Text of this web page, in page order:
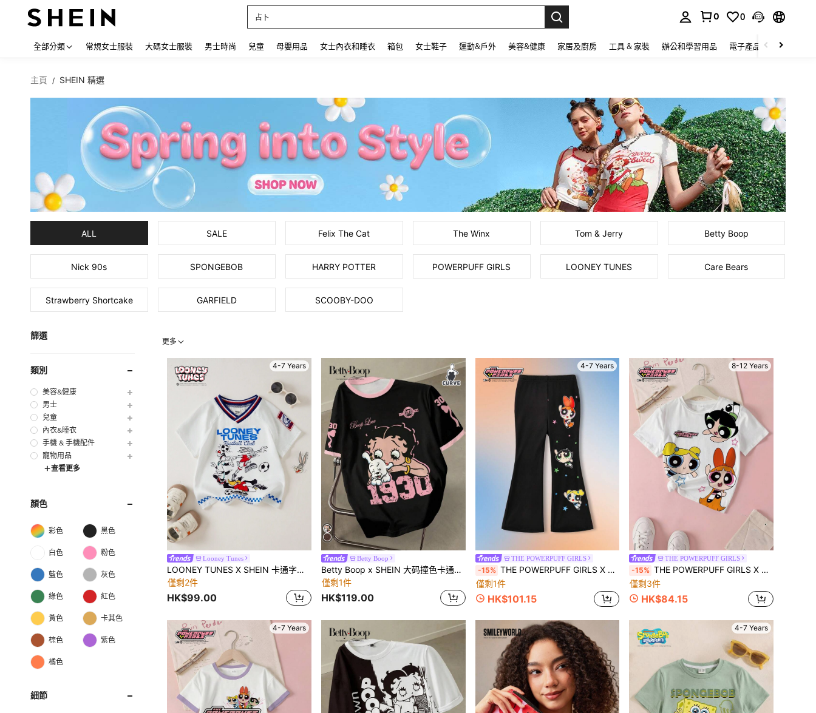
T恤
0 0
全部分類 常規女士服裝 大碼女士服裝 男士時尚 兒童 母嬰用品 女士內衣和睡衣 箱包 女士鞋子 運動&戶外 美容&健康 家居及廚房 工具 & 家裝 辦公和學習用品 電子產品 玩具
主頁 / SHEIN 精選
ALL SALE Felix The Cat The Winx Tom & Jerry Betty Boop
Nick 90s SPONGEBOB HARRY POTTER POWERPUFF GIRLS LOONEY TUNES Care Bears
Strawberry Shortcake GARFIELD SCOOBY-DOO
篩選
類別
美容&健康
男士
兒童
內衣&睡衣
手機 & 手機配件
寵物用品
查看更多
顏色
彩色 黑色
白色 粉色
藍色 灰色
綠色 紅色
黃色 卡其色
棕色 紫色
橘色
細節
更多
4-7 Years
Looney Tunes
LOONEY TUNES X SHEIN 卡通字母印花短袖T恤，男童款
僅剩2件
HK$99.00
Betty Boop
Betty Boop x SHEIN 大码撞色卡通人物图案圆领短袖T恤
僅剩1件
HK$119.00
4-7 Years
THE POWERPUFF GIRLS
-15% THE POWERPUFF GIRLS X SHEIN 年轻女孩卡通印花弹性腰部黑色喇叭紧身裤
僅剩1件
HK$101.15
8-12 Years
THE POWERPUFF GIRLS
-15% THE POWERPUFF GIRLS X SHEIN Tween女孩花朵泡泡毛茛花圖案短袖T恤 Powerpuff Tween女孩動漫上衣 Powerpuff Girls卡通印花圖案T恤
僅剩3件
HK$84.15
4-7 Years 4-7 Years